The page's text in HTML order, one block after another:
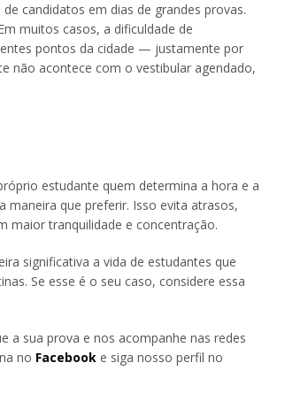
candidatos em dias de grandes provas.
muitos casos, a dificuldade de
pontos da cidade — justamente por
não acontece com o vestibular agendado,
estudante quem determina a hora e a
maneira que preferir. Isso evita atrasos,
maior tranquilidade e concentração.
significativa a vida de estudantes que
Se esse é o seu caso, considere essa
a sua prova e nos acompanhe nas redes
no Facebook e siga nosso perfil no